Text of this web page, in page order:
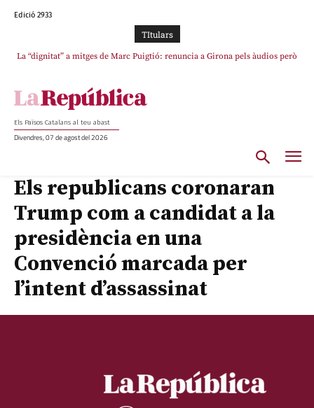
Edició 2933
TItulars
Junts exigeix que Catalunya quedi “fora” del repartiment dels menors
Els Països Catalans al teu abast
Divendres, 07 de agost del 2026
Els republicans coronaran
Trump com a candidat a la
presidència en una
Convenció marcada per
l’intent d’assassinat